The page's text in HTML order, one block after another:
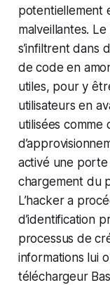
potentiellement
malveillantes.
s’infiltrent dans
de code en
utiles, pour y
utilisateurs en
utilisées comme
activé une
chargement du
L’hacker a
d’identification
processus de
informations lui
téléchargeur